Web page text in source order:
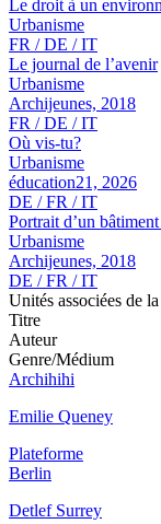
Le droit à un
Urbanisme
FR / DE / IT
Le journal de l’avenir
Urbanisme
Archijeunes, 2018
FR / DE / IT
Où vis-tu?
Urbanisme
éducation21, 2026
DE / FR / IT
Portrait d’un
Urbanisme
Archijeunes, 2018
DE / FR / IT
Unités associées de
Titre
Auteur
Genre/Médium
Archihihi
Emilie Queney
Plateforme
Berlin
Detlef Surrey